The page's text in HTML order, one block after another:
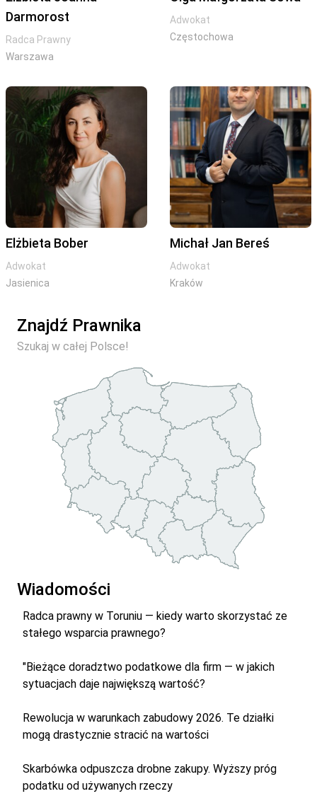
Darmorost
Radca Prawny
Warszawa
Adwokat
Częstochowa
Elżbieta Bober
Adwokat
Jasienica
Michał Jan Bereś
Adwokat
Kraków
Znajdź Prawnika
Szukaj w całej Polsce!
Wiadomości
Radca prawny w Toruniu — kiedy warto skorzystać ze
stałego wsparcia prawnego?
"Bieżące doradztwo podatkowe dla firm — w jakich
sytuacjach daje największą wartość?
Rewolucja w warunkach zabudowy 2026. Te działki
mogą drastycznie stracić na wartości
Skarbówka odpuszcza drobne zakupy. Wyższy próg
podatku od używanych rzeczy